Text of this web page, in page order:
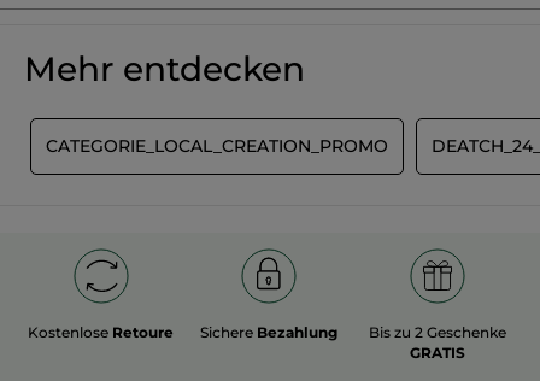
Kein
BEWERTUNG VERFASSEN
Mehr entdecken
CATEGORIE_LOCAL_CREATION_PROMO
Kostenlose Retoure Sichere Bezahlung
Bis zu 2 Geschenke
GRATIS